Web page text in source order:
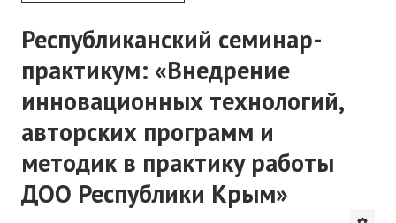
Республиканский семинар-
практикум: «Внедрение
инновационных технологий,
авторских программ и
методик в практику работы
ДОО Республики Крым»